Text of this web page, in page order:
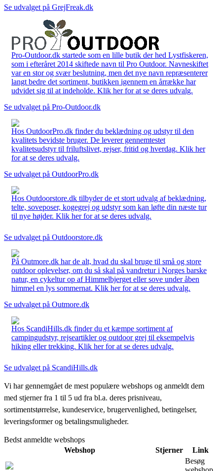
Se udvalget på GrejFreak.dk
Pro-Outdoor.dk startede som en lille butik der hed Lystfiskeren,
som i efteråret 2014 skiftede navn til Pro Outdoor. Navneskiftet
var en stor og svær beslutning, men det nye navn repræsenterer
langt bedre det sortiment, butikken igennem en årrække har
udvidet sig til at indeholde. Klik her for at se deres udvalg.
Se udvalget på Pro-Outdoor.dk
Hos OutdoorPro.dk finder du beklædning og udstyr til den
kvalitets bevidste bruger. De leverer gennemtestet
kvalitetsudstyr til friluftslivet, rejser, fritid og hverdag. Klik her
for at se deres udvalg.
Se udvalget på OutdoorPro.dk
Hos Outdoorstore.dk tilbyder de et stort udvalg af beklædning,
telte, soveposer, kogegrej og udstyr som kan løfte din næste tur
til nye højder. Klik her for at se deres udvalg.
Se udvalget på Outdoorstore.dk
På Outmore.dk har de alt, hvad du skal bruge til små og store
outdoor oplevelser, om du så skal på vandretur i Norges barske
natur, en cykeltur op af Himmelbjerget eller sove under åben
himmel en lys sommernat. Klik her for at se deres udvalg.
Se udvalget på Outmore.dk
Hos ScandiHills.dk finder du et kæmpe sortiment af
campingudstyr, rejseartikler og outdoor grej til eksempelvis
hiking eller trekking. Klik her for at se deres udvalg.
Se udvalget på ScandiHills.dk
Vi har gennemgået de mest populære webshops og anmeldt dem
med stjerner fra 1 til 5 ud fra bl.a. deres prisniveau,
sortimentstørrelse, kundeservice, brugervenlighed, betingelser,
leveringsformer og betalingsmuligheder.
Bedst anmeldte webshops
Webshop
Stjerner
Link
Besøg